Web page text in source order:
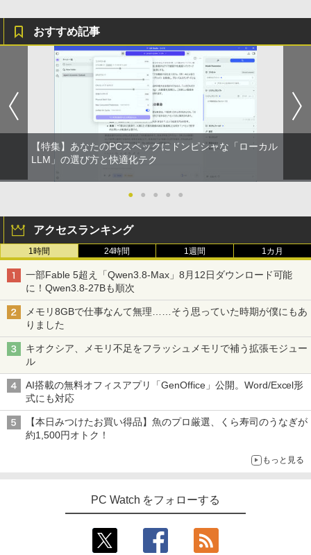
おすすめ記事
【特集】あなたのPCスペックにドンピシャな「ローカル
LLM」の選び方と快適化テク
● ● ● ● ●
アクセスランキング
1時間 24時間 1週間 1カ月
一部Fable 5超え「Qwen3.8-Max」8月12日ダウンロード可能
に！Qwen3.8-27Bも順次
メモリ8GBで仕事なんて無理……そう思っていた時期が僕にもあ
りました
キオクシア、メモリ不足をフラッシュメモリで補う拡張モジュー
ル
AI搭載の無料オフィスアプリ「GenOffice」公開。Word/Excel形
式にも対応
【本日みつけたお買い得品】魚のプロ厳選、くら寿司のうなぎが
約1,500円オトク！
もっと見る
PC Watch をフォローする